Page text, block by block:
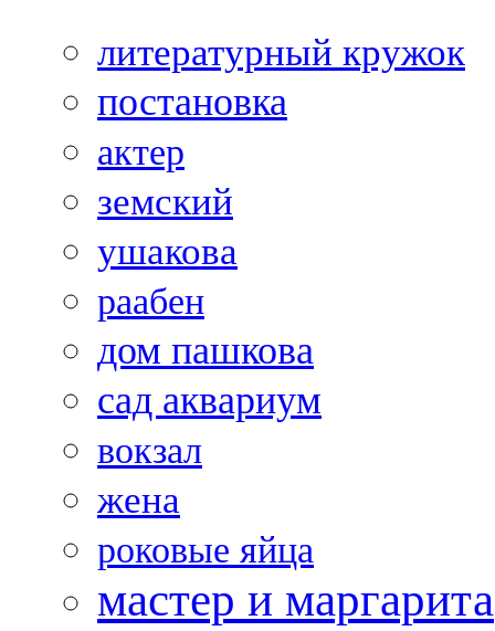
литературный кружок
постановка
актер
земский
ушакова
раабен
дом пашкова
сад аквариум
вокзал
жена
роковые яйца
мастер и маргарита